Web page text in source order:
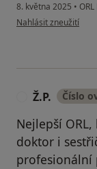
8. května 2025 •
podle názoru
Nahlásit zneužití
Ž.P. Číslo
Nejlepší
doktor i
profesionální